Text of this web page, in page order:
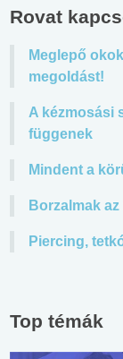
Rovat
Meglepő
megoldást!
A kézmosási
függenek
Mindent a
Borzalmak
Piercing,
Top témák